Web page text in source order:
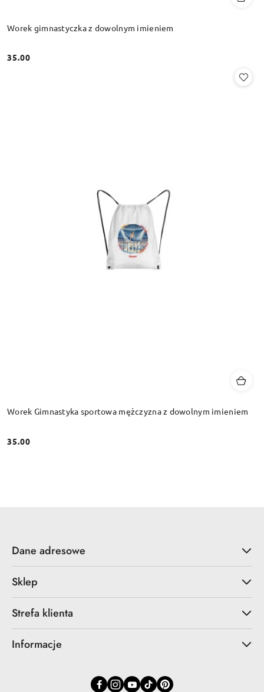
Worek gimnastyczka z dowolnym imieniem
Cena:
35.00
Worek Gimnastyka sportowa mężczyzna z dowolnym imieniem
Cena:
35.00
Dane adresowe
Sklep
Strefa klienta
Informacje